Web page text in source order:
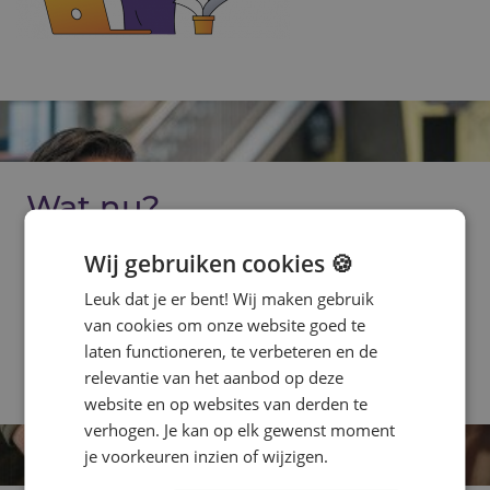
Wat nu?
Met veel energie starten in het nieuwe jaar.
Een mooier begin kun je niet maken. De
volgende stap is doorpakken op die energie
en met de juiste focus doorwerken aan
kwalitatief goed onderwijs. Zo kunnen we
straks de vruchten gaan plukken.
Wij gebruiken cookies 🍪
Leuk dat je er bent! Wij maken gebruik
van cookies om onze website goed te
laten functioneren, te verbeteren en de
relevantie van het aanbod op deze
website en op websites van derden te
verhogen. Je kan op elk gewenst moment
je voorkeuren inzien of wijzigen.